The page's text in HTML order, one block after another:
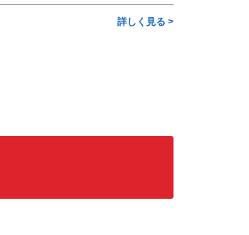
詳しく見る >